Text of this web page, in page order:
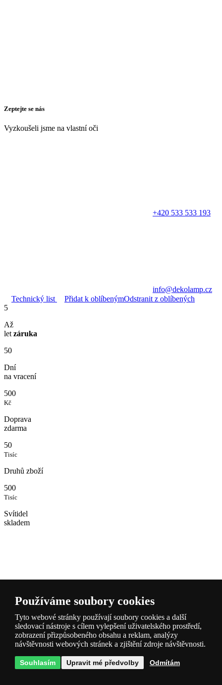
Zeptejte se nás
Vyzkoušeli jsme na vlastní oči
+420 533 533 193
info@dekolamp.cz
Technický list
Přidat k oblíbenýmOdstranit z oblíbených
5
Až
let záruka
50
Dní
na vracení
500
Kč
Doprava
zdarma
50
Tisíc
Druhů zboží
500
Tisíc
Svítidel
skladem
parametry
Používáme soubory cookies
Tyto webové stránky používají soubory cookies a další
sledovací nástroje s cílem vylepšení uživatelského prostředí,
zobrazení přizpůsobeného obsahu a reklam, analýzy
návštěvnosti webových stránek a zjištění zdroje návštěvnosti.
Souhlasím Upravit mé předvolby Odmítám